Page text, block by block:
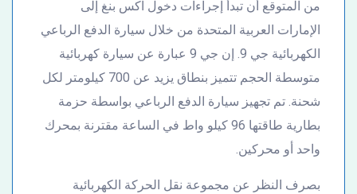
من المتوقع أن تبدأ إجراءات دخول اكس بنغ إلى
الإمارات العربية المتحدة من خلال سيارة الدفع الرباعي
الكهربائية جي 9. إن جي 9 عبارة عن سيارة كهربائية
متوسطة الحجم تتميز بنطاق يزيد عن 700 كيلومتر لكل
شحنة. تم تجهيز سيارة الدفع الرباعي بواسطة حزمة
بطارية طاقتها 96 كيلو واط في الساعة مقترنة بمحرك
واحد أو محركين.
بصرف النظر عن مجموعة نقل الحركة الكهربائية